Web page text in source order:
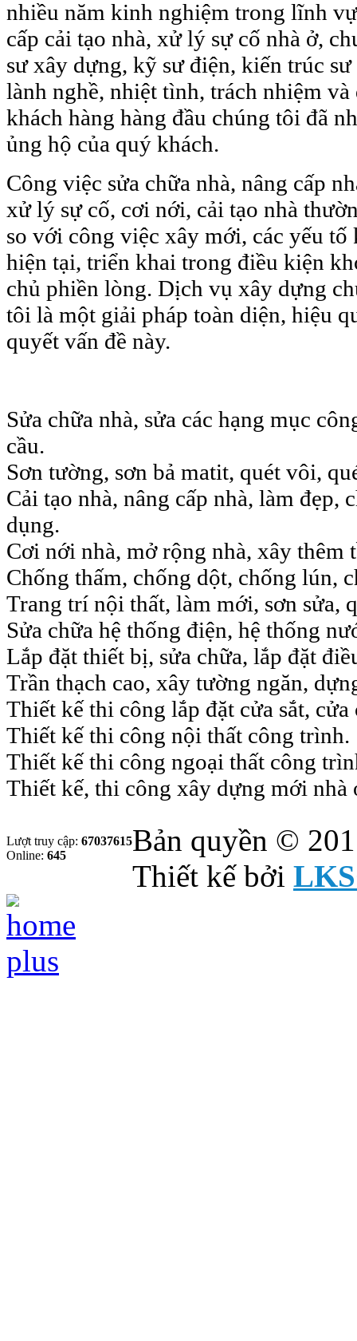
nhiều năm kinh nghiệm trong lĩnh
cấp cải tạo nhà, xử lý sự cố nhà ở,
sư xây dựng, kỹ sư điện, kiến trúc
lành nghề, nhiệt tình, trách nhiệm
khách hàng hàng đầu chúng tôi đã
ủng hộ của quý khách.
Công việc sửa chữa nhà, nâng cấp
xử lý sự cố, cơi nới, cải tạo nhà
so với công việc xây mới, các yếu
hiện tại, triển khai trong điều kiện
chủ phiền lòng. Dịch vụ xây dựng
tôi là một giải pháp toàn diện, hiệu
quyết vấn đề này.
Sửa chữa nhà, sửa các hạng mục
cầu.
Sơn tường, sơn bả matit, quét vôi,
Cải tạo nhà, nâng cấp nhà, làm đẹp,
dụng.
Cơi nới nhà, mở rộng nhà, xây thêm
Chống thấm, chống dột, chống lún,
Trang trí nội thất, làm mới, sơn sửa,
Sửa chữa hệ thống điện, hệ thống
Lắp đặt thiết bị, sửa chữa, lắp đặt
Trần thạch cao, xây tường ngăn,
Thiết kế thi công lắp đặt cửa sắt,
Thiết kế thi công nội thất công trình.
Thiết kế thi công ngoại thất công
Thiết kế, thi công xây dựng mới
Lượt truy cập: 67037615
Online: 645
Bản quyền ©
Thiết kế bởi